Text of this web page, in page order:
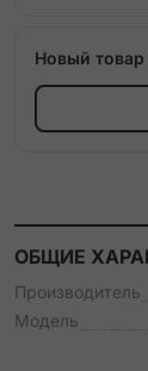
Новый товар
ОБЩИЕ
Производитель
Модель